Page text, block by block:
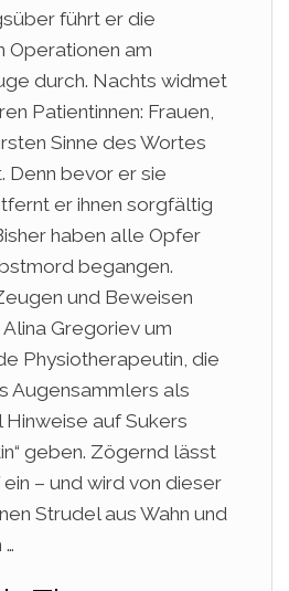
führt er die
Operationen am
durch. Nachts widmet
Patientinnen: Frauen,
Sinne des Wortes
Denn bevor er sie
er ihnen sorgfältig
haben alle Opfer
begangen.
und Beweisen
Gregoriev um
Physiotherapeutin, die
Augensammlers als
auf Sukers
geben. Zögernd lässt
– und wird von dieser
Strudel aus Wahn und